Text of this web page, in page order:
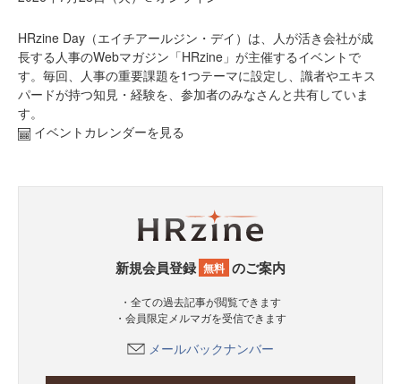
HRzine Day（エイチアールジン・デイ）は、人が活き会社が成
長する人事のWebマガジン「HRzine」が主催するイベントで
す。毎回、人事の重要課題を1つテーマに設定し、識者やエキス
パードが持つ知見・経験を、参加者のみなさんと共有していま
す。
イベントカレンダーを見る
新規会員登録 無料 のご案内
・全ての過去記事が閲覧できます
・会員限定メルマガを受信できます
メールバックナンバー